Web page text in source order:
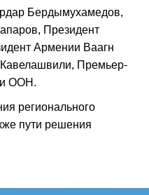
Бердымухамедов,
Президент
Армении Ваагн
Кавелашвили, Премьер-
ООН.
регионального
пути решения